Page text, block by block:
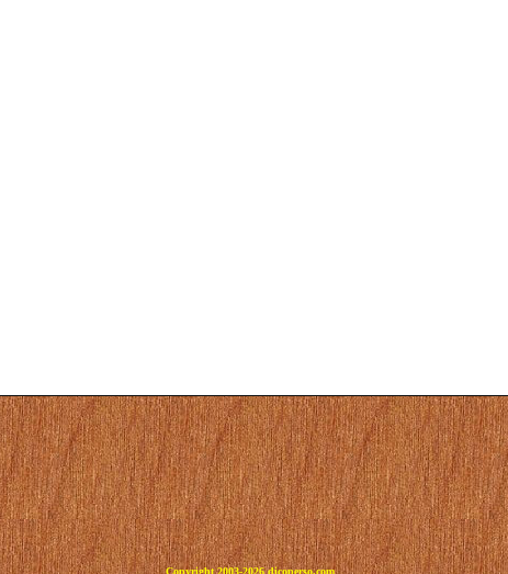
Copyright 2003-2026 dicoperso.com